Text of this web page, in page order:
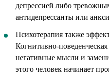
депрессией либо
антидепрессанты или
Психотерапия также
Когнитивно-
негативные мысли и
этого человек начинает